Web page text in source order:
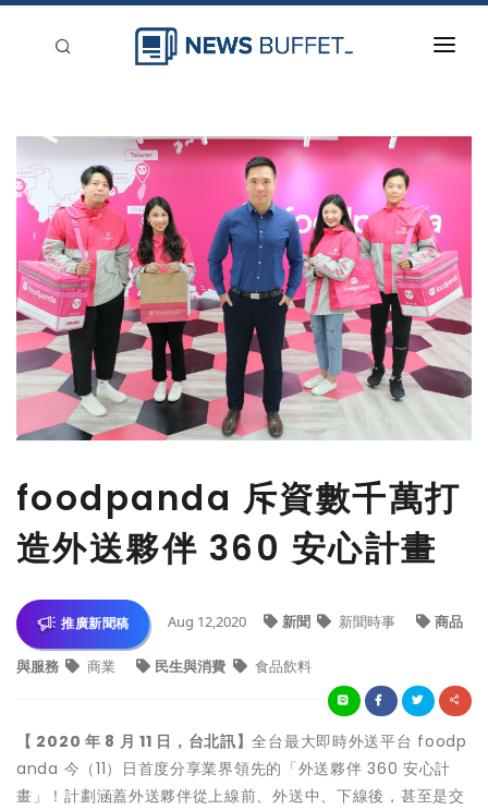
新聞稿分類
登入
刊登
foodpanda 斥資數千萬打
造外送夥伴 360 安心計畫
推廣新聞稿 Aug 12,2020 新聞 新聞時事 商品
與服務 商業 民生與消費 食品飲料
【 2020 年 8 月 11 日，台北訊】全台最大即時外送平台 foodp
anda 今（11）日首度分享業界領先的「外送夥伴 360 安心計
畫」！計劃涵蓋外送夥伴從上線前、外送中、下線後，甚至是交